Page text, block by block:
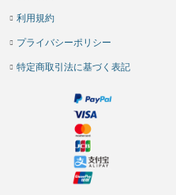
利用規約
プライバシーポリシー
特定商取引法に基づく表記